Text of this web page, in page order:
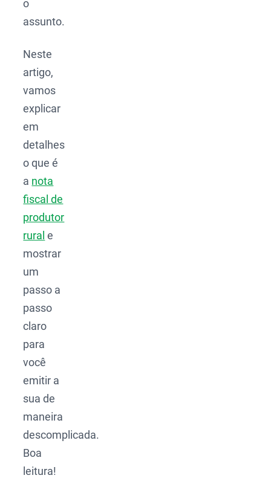
o
assunto.
Neste
artigo,
vamos
explicar
em
detalhes
o que é
a nota
fiscal de
produtor
rural e
mostrar
um
passo a
passo
claro
para
você
emitir a
sua de
maneira
descomplicada.
Boa
leitura!